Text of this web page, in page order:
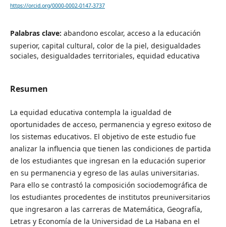
https://orcid.org/0000-0002-0147-3737
Palabras clave: abandono escolar, acceso a la educación
superior, capital cultural, color de la piel, desigualdades
sociales, desigualdades territoriales, equidad educativa
Resumen
La equidad educativa contempla la igualdad de
oportunidades de acceso, permanencia y egreso exitoso de
los sistemas educativos. El objetivo de este estudio fue
analizar la influencia que tienen las condiciones de partida
de los estudiantes que ingresan en la educación superior
en su permanencia y egreso de las aulas universitarias.
Para ello se contrastó la composición sociodemográfica de
los estudiantes procedentes de institutos preuniversitarios
que ingresaron a las carreras de Matemática, Geografía,
Letras y Economía de la Universidad de La Habana en el